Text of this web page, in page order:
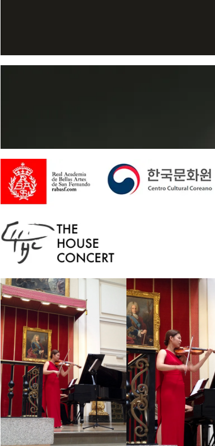
Sinfónica de la Radio de Stuttgart SWR, la Ópera Estatal
Múnich. Será concertina asociada de la Orquesta de la
Sojin Kim nació en Yeosu (Corea del Sur) y pasó su
Fue aceptada en la Juilliard School a la edad de dieciséis
Música, y recibió el título de Bachelor y Master of Music
Naoko Tanaka, donde también trabajó con Hyo Kang y
un Doctorado en Artes Musicales de la Shepherd School
con Krzysztof Wegrzyn en Hochschule für Musik, Theater
. En 2014 se unió a la
Su CD de debut grabado en Leipzig Gewandhaus se lanzó
Classics.
becaria. Tiene una Licenciatura en Artes de la
la Hochschule für Musik Hannover en Alemania, y la
Musikhochschule Lübeck. También es la directora de